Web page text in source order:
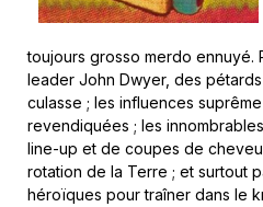
toujours grosso merdo ennuyé.
leader John Dwyer, des
culasse ; les influences
revendiquées ; les
line-up et de coupes de
rotation de la Terre ; et surtout
héroïques pour traîner dans le